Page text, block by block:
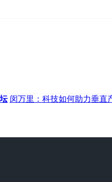
闵万里：科技如何助力垂直